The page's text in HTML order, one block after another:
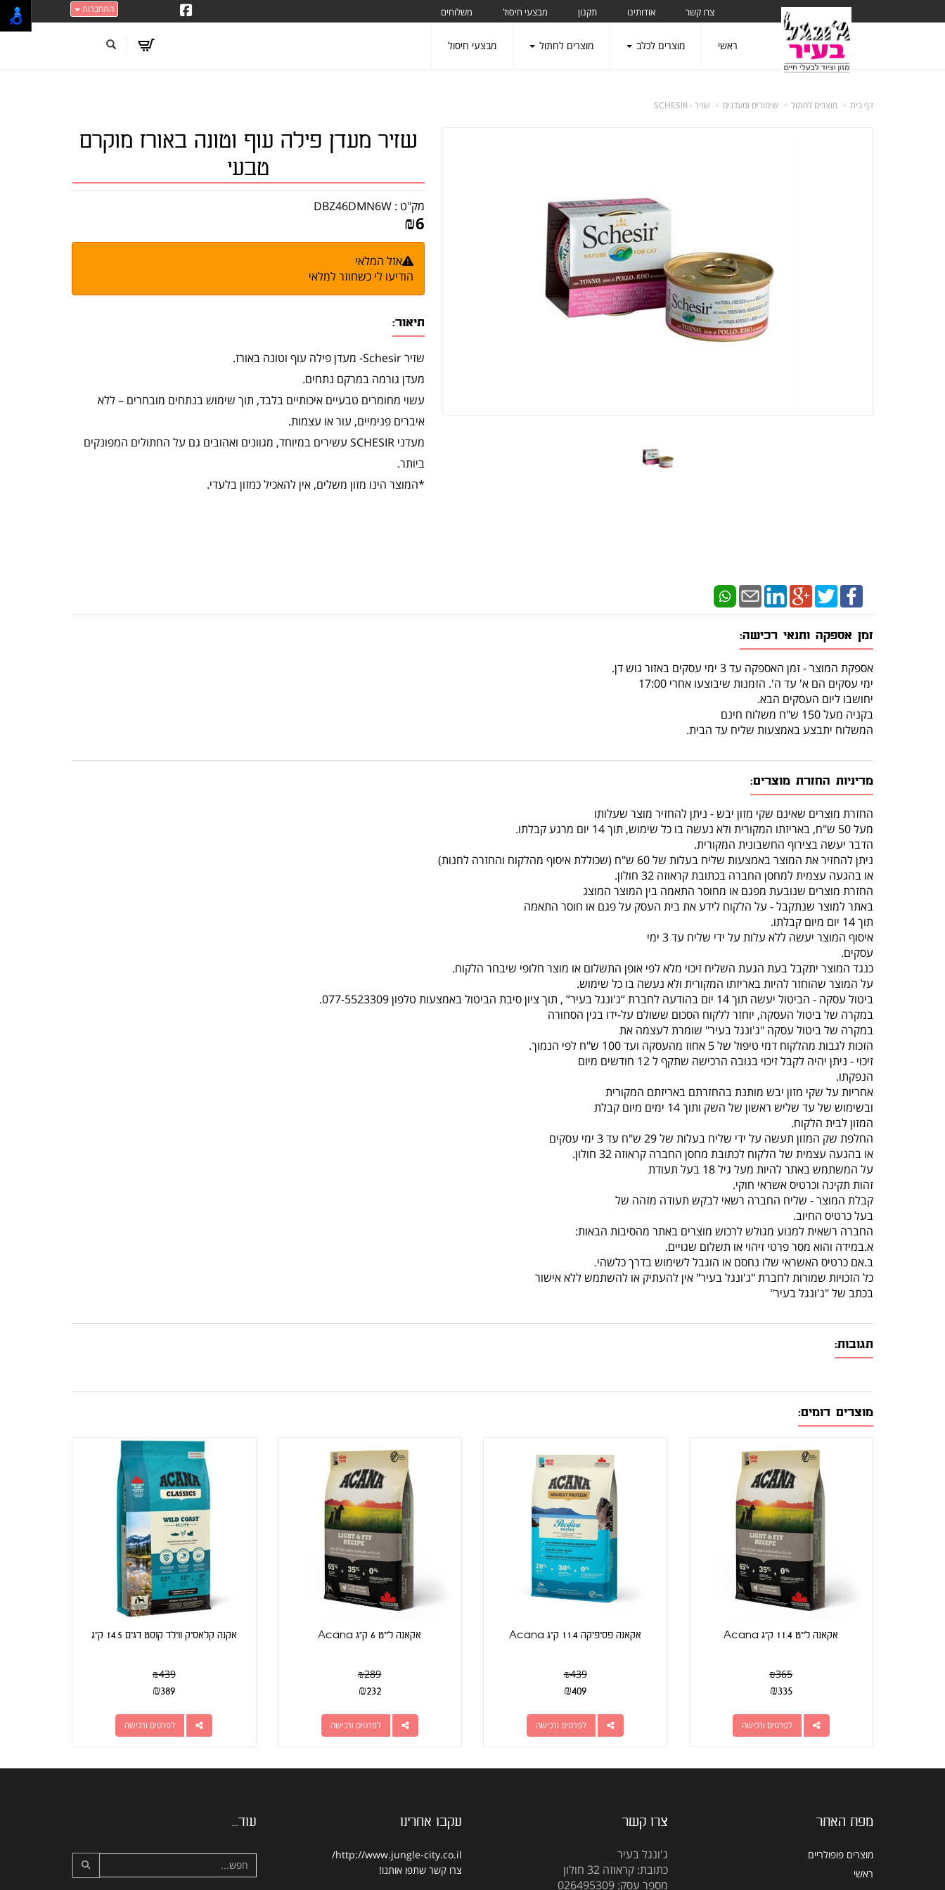
התחברות צרו קשר אודותינו תקנון מבצעי חיסול משלוחים
ראשי מוצרים לכלב מוצרים לחתול מבצעי חיסול
דף בית מוצרים לחתול שימורים ומעדנים שזיר - SCHESIR
שזיר מעדן פילה עוף וטונה באורז מוקרם
טבעי
מק"ט :DBZ46DMN6W
₪6
אזל המלאי
הודיעו לי כשחוזר למלאי
תיאור:
שזיר Schesir- מעדן פילה עוף וטונה באורז.
מעדן גורמה במרקם נתחים.
עשוי מחומרים טבעיים איכותיים בלבד, תוך שימוש בנתחים מובחרים – ללא
איברים פנימיים, עור או עצמות.
מעדני SCHESIR עשירים במיוחד, מגוונים ואהובים גם על החתולים המפונקים
ביותר.
*המוצר הינו מזון משלים, אין להאכיל כמזון בלעדי.
זמן אספקה ותנאי רכישה:
אספקת המוצר - זמן האספקה עד 3 ימי עסקים באזור גוש דן.
ימי עסקים הם א' עד ה'. הזמנות שיבוצעו אחרי 17:00
יחושבו ליום העסקים הבא.
בקניה מעל 150 ש"ח משלוח חינם
המשלוח יתבצע באמצעות שליח עד הבית.
מדיניות החזרת מוצרים:
החזרת מוצרים שאינם שקי מזון יבש - ניתן להחזיר מוצר שעלותו
מעל 50 ש"ח, באריזתו המקורית ולא נעשה בו כל שימוש, תוך 14 יום מרגע קבלתו.
הדבר יעשה בצירוף החשבונית המקורית.
ניתן להחזיר את המוצר באמצעות שליח בעלות של 60 ש"ח (שכוללת איסוף מהלקוח והחזרה לחנות)
או בהגעה עצמית למחסן החברה בכתובת קראוזה 32 חולון.
החזרת מוצרים שנובעת מפגם או מחוסר התאמה בין המוצר המוצג
באתר למוצר שנתקבל - על הלקוח לידע את בית העסק על פגם או חוסר התאמה
תוך 14 יום מיום קבלתו.
איסוף המוצר יעשה ללא עלות על ידי שליח עד 3 ימי
עסקים.
כנגד המוצר יתקבל בעת הגעת השליח זיכוי מלא לפי אופן התשלום או מוצר חלופי שיבחר הלקוח.
על המוצר שהוחזר להיות באריזתו המקורית ולא נעשה בו כל שימוש.
ביטול עסקה - הביטול יעשה תוך 14 יום בהודעה לחברת “ג'ונגל בעיר” , תוך ציון סיבת הביטול באמצעות טלפון 077-5523309.
במקרה של ביטול העסקה, יוחזר ללקוח הסכום ששולם על-ידו בגין הסחורה
במקרה של ביטול עסקה "ג'ונגל בעיר" שומרת לעצמה את
הזכות לגבות מהלקוח דמי טיפול של 5 אחוז מהעסקה ועד 100 ש"ח לפי הנמוך.
זיכוי - ניתן יהיה לקבל זיכוי בגובה הרכישה שתקף ל 12 חודשים מיום
הנפקתו.
אחריות על שקי מזון יבש מותנת בהחזרתם באריזתם המקורית
ובשימוש של עד שליש ראשון של השק ותוך 14 ימים מיום קבלת
המזון לבית הלקוח.
החלפת שק המזון תעשה על ידי שליח בעלות של 29 ש"ח עד 3 ימי עסקים
או בהגעה עצמית של הלקוח לכתובת מחסן החברה קראוזה 32 חולון.
על המשתמש באתר להיות מעל גיל 18 בעל תעודת
זהות תקינה וכרטיס אשראי חוקי.
קבלת המוצר - שליח החברה רשאי לבקש תעודה מזהה של
בעל כרטיס החיוב.
החברה רשאית למנוע מגולש לרכוש מוצרים באתר מהסיבות הבאות:
א.במידה והוא מסר פרטי זיהוי או תשלום שגויים.
ב.אם כרטיס האשראי שלו נחסם או הוגבל לשימוש בדרך כלשהי.
כל הזכויות שמורות לחברת "ג'ונגל בעיר" אין להעתיק או להשתמש ללא אישור
בכתב של "ג'ונגל בעיר"
תגובות:
מוצרים דומים:
אקאנה לייט 11.4 ק"ג Acana
₪365
₪335
לפרטים ורכישה
אקאנה פסיפיקה 11.4 ק"ג Acana
₪439
₪409
לפרטים ורכישה
אקאנה לייט 6 ק"ג Acana
₪289
₪232
לפרטים ורכישה
אקנה קלאסיק ווילד קוסט דגים 14.5 ק"ג
₪439
₪389
לפרטים ורכישה
מפת האתר
מוצרים פופולריים
ראשי
צרו קשר
ג'ונגל בעיר
כתובת: קראוזה 32 חולון
מספר עסק: 026495309
עקבו אחרינו
http://www.jungle-city.co.il/
צרו קשר שתפו אותנו!
עוד...